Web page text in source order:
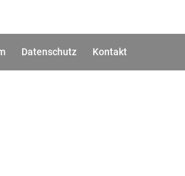
Datenschutz Kontakt